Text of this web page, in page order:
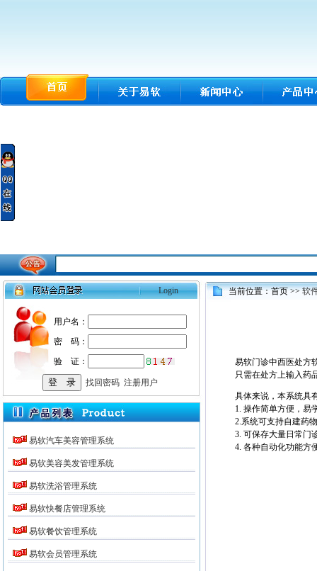
Login
用户名：
密 码：
验 证：
找回密码 注册用户
易软汽车美容管理系统
易软美容美发管理系统
易软洗浴管理系统
易软快餐店管理系统
易软餐饮管理系统
易软会员管理系统
当前位置：首页 >>软
易软门诊中西医处方
只需在处方上输入药
具体来说，本系统具
1. 操作简单方便，易
2.系统可支持自建药
3. 可保存大量日常门
4. 各种自动化功能方